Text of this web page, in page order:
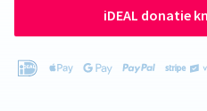
iDEAL donatie